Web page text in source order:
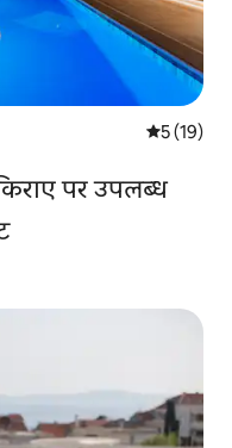
औसत रेटिंग
5 (19)
पर उपलब्ध